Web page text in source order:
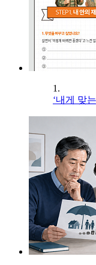
1.
‘내게 맞